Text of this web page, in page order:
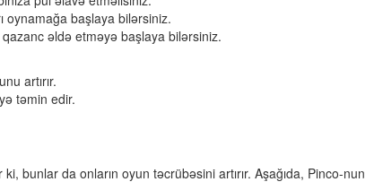
oynamağa başlaya bilərsiniz.
əldə etməyə başlaya bilərsiniz.
artırır.
təmin edir.
bunlar da onların oyun təcrübəsini artırır. Aşağıda, Pinco-nun